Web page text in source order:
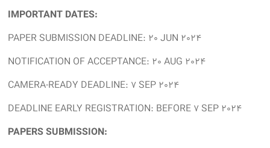
IMPORTANT DATES:
PAPER SUBMISSION DEADLINE: 20 JUN 2024
NOTIFICATION OF ACCEPTANCE: 20 AUG 2024
CAMERA-READY DEADLINE: 7 SEP 2024
DEADLINE EARLY REGISTRATION: BEFORE 7 SEP 2024
PAPERS SUBMISSION: